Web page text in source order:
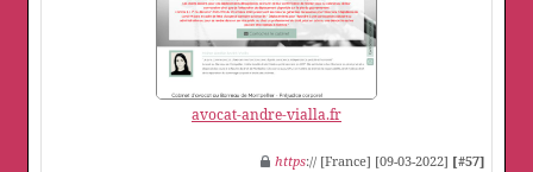
avocat-andre-vialla.fr
https:// [France] [09-03-2022] [#57]